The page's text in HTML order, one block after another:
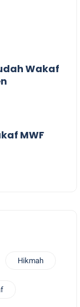
Wakaf
MWF
Hikmah